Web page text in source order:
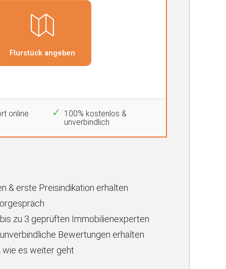
online
100% kostenlos &
unverbindlich
& erste Preisindikation erhalten
zu 3 geprüften Immobilienexperten
Bewertungen erhalten
wie es weiter geht